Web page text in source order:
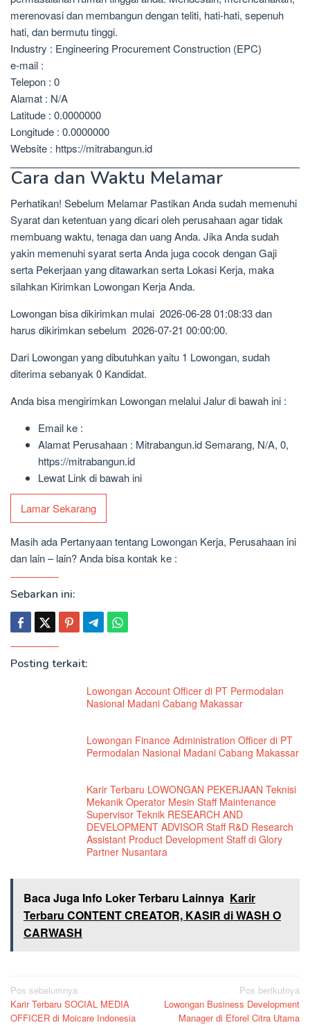
merenovasi dan membangun dengan teliti, hati-hati, sepenuh
hati, dan bermutu tinggi.
Industry : Engineering Procurement Construction (EPC)
e-mail :
Telepon : 0
Alamat : N/A
Latitude : 0.0000000
Longitude : 0.0000000
Website : https://mitrabangun.id
Cara dan Waktu Melamar
Perhatikan! Sebelum Melamar Pastikan Anda sudah memenuhi
Syarat dan ketentuan yang dicari oleh perusahaan agar tidak
membuang waktu, tenaga dan uang Anda. Jika Anda sudah
yakin memenuhi syarat serta Anda juga cocok dengan Gaji
serta Pekerjaan yang ditawarkan serta Lokasi Kerja, maka
silahkan Kirimkan Lowongan Kerja Anda.
Lowongan bisa dikirimkan mulai 2026-06-28 01:08:33 dan
harus dikirimkan sebelum 2026-07-21 00:00:00.
Dari Lowongan yang dibutuhkan yaitu 1 Lowongan, sudah
diterima sebanyak 0 Kandidat.
Anda bisa mengirimkan Lowongan melalui Jalur di bawah ini :
Email ke :
Alamat Perusahaan : Mitrabangun.id Semarang, N/A, 0,
https://mitrabangun.id
Lewat Link di bawah ini
Lamar Sekarang
Masih ada Pertanyaan tentang Lowongan Kerja, Perusahaan ini
dan lain – lain? Anda bisa kontak ke :
Sebarkan ini:
Posting terkait:
Lowongan Account Officer di PT Permodalan
Nasional Madani Cabang Makassar
Lowongan Finance Administration Officer di PT
Permodalan Nasional Madani Cabang Makassar
Karir Terbaru LOWONGAN PEKERJAAN Teknisi
Mekanik Operator Mesin Staff Maintenance
Supervisor Teknik RESEARCH AND
DEVELOPMENT ADVISOR Staff R&D Research
Assistant Product Development Staff di Glory
Partner Nusantara
Baca Juga Info Loker Terbaru Lainnya Karir
Terbaru CONTENT CREATOR, KASIR di WASH O
CARWASH
Navigasi
pos
Pos sebelumnya
Karir Terbaru SOCIAL MEDIA
OFFICER di Moicare Indonesia
Pos berikutnya
Lowongan Business Development
Manager di Eforel Citra Utama